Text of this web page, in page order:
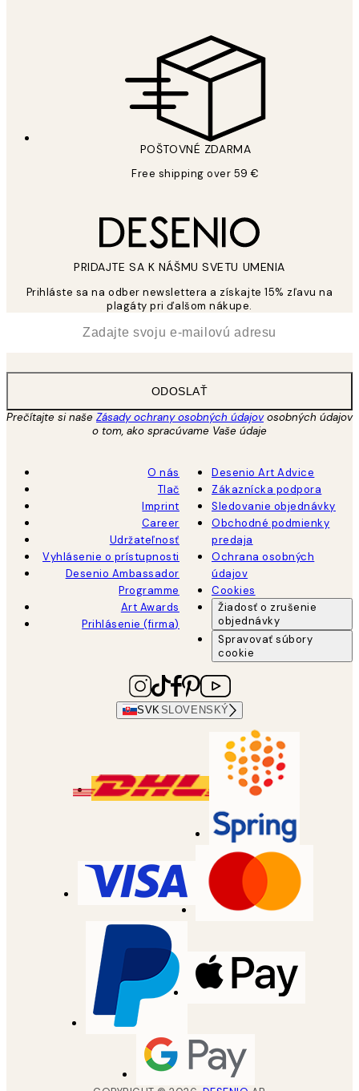
POŠTOVNÉ ZDARMA
Free shipping over 59 €
PRIDAJTE SA K NÁŠMU SVETU UMENIA
Prihláste sa na odber newslettera a získajte 15% zľavu na
plagáty pri ďalšom nákupe.
ODOSLAŤ
Prečítajte si naše Zásady ochrany osobných údajovosobných údajov
o tom, ako spracúvame Vaše údaje
O nás
Tlač
Imprint
Career
Udržateľnosť
Vyhlásenie o prístupnosti
Desenio Ambassador
Programme
Art Awards
Prihlásenie (firma)
Desenio Art Advice
Zákaznícka podpora
Sledovanie objednávky
Obchodné podmienky
predaja
Ochrana osobných
údajov
Cookies
Žiadosť o zrušenie
objednávky
Spravovať súbory
cookie
SVKSLOVENSKÝ